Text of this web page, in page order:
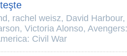
, rachel weisz, David Harbour,
, Victoria Alonso,
Civil War